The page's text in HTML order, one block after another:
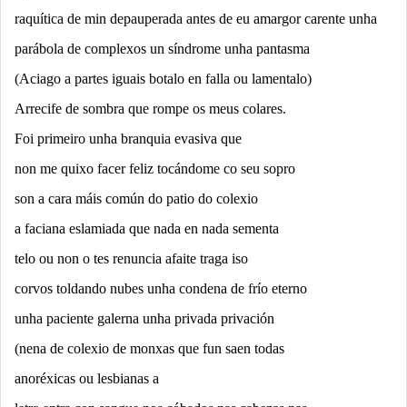
raquítica de min depauperada antes de eu amargor carente unha
parábola de complexos un síndrome unha pantasma
(Aciago a partes iguais botalo en falla ou lamentalo)
Arrecife de sombra que rompe os meus colares.
Foi primeiro unha branquia evasiva que
non me quixo facer feliz tocándome co seu sopro
son a cara máis común do patio do colexio
a faciana eslamiada que nada en nada sementa
telo ou non o tes renuncia afaite traga iso
corvos toldando nubes unha condena de frío eterno
unha paciente galerna unha privada privación
(nena de colexio de monxas que fun saen todas
anoréxicas ou lesbianas a